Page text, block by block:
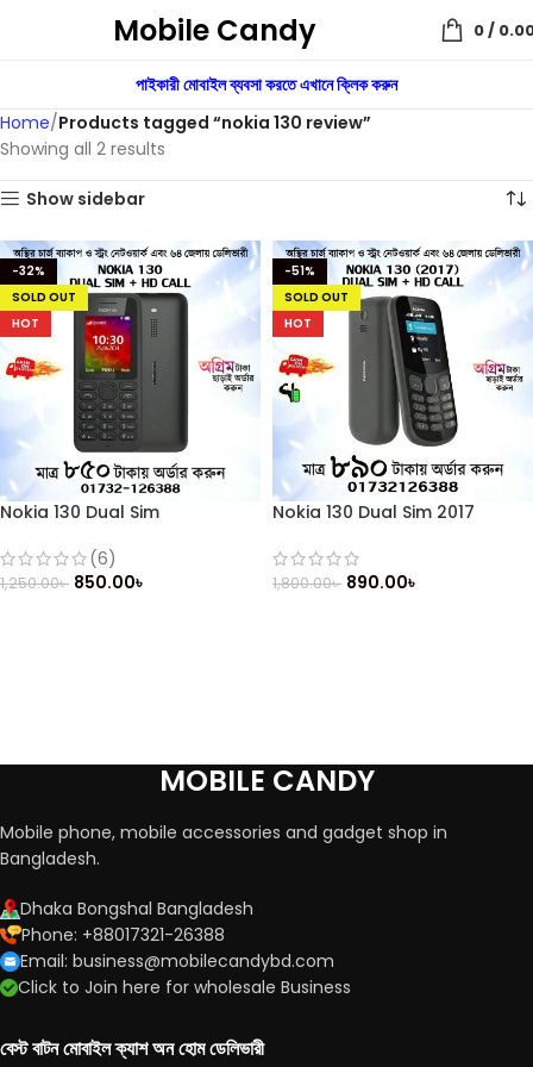
Mobile Candy 0/
পাইকারী মোবাইল ব্যবসা করতে এখানে ক্লিক করুন
Home Products tagged “nokia 130 review”
Showing all 2 results
Show sidebar
-32%
SOLD OUT
HOT
Nokia 130 Dual Sim
(6)
1,250.00৳ 850.00৳
-51%
SOLD OUT
HOT
Nokia 130 Dual Sim 2017
1,800.00৳ 890.00৳
MOBILE CANDY
Mobile phone, mobile accessories and gadget shop in
Bangladesh.
Dhaka Bongshal Bangladesh
Phone: +88017321-26388
Email: business@mobilecandybd.com
Click to Join here for wholesale Business
বেস্ট বাটন মোবাইল ক্যাশ অন হোম ডেলিভারী